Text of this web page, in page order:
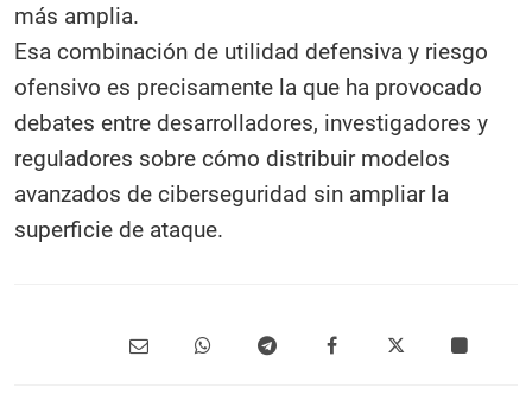
más amplia.
Esa combinación de utilidad defensiva y riesgo
ofensivo es precisamente la que ha provocado
debates entre desarrolladores, investigadores y
reguladores sobre cómo distribuir modelos
avanzados de ciberseguridad sin ampliar la
superficie de ataque.